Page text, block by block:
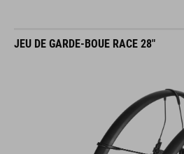
JEU DE GARDE-BOUE RACE 28"